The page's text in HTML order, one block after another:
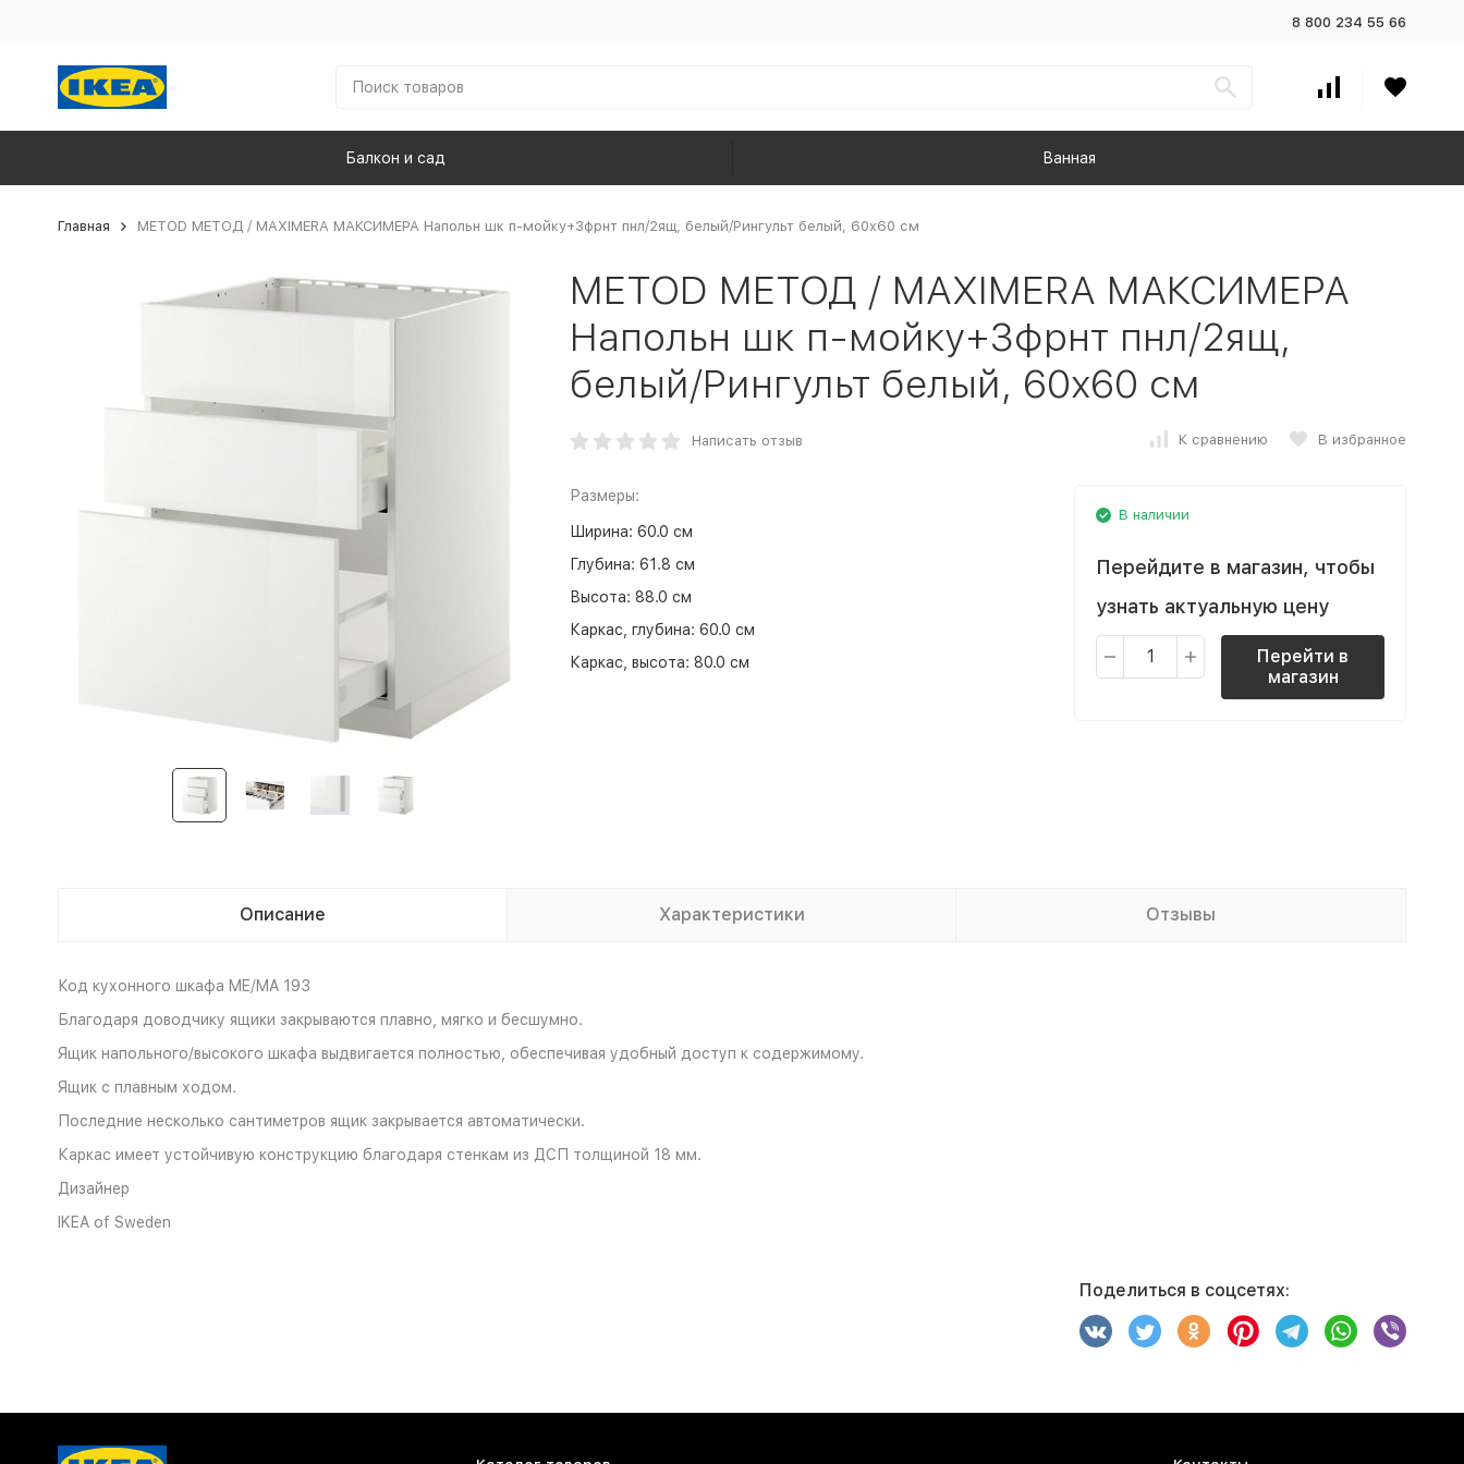
8 800 234 55 66
Балкон и сад Ванная
Главная METOD МЕТОД / MAXIMERA МАКСИМЕРА Напольн шк п-мойку+3фрнт пнл/2ящ, белый/Рингульт белый, 60x60 см
METOD МЕТОД / MAXIMERA МАКСИМЕРА
Напольн шк п-мойку+3фрнт пнл/2ящ,
белый/Рингульт белый, 60x60 см
Написать отзыв К сравнению В избранное
Размеры:
Ширина: 60.0 см
Глубина: 61.8 см
Высота: 88.0 см
Каркас, глубина: 60.0 см
Каркас, высота: 80.0 см
В наличии
Перейдите в магазин, чтобы
узнать актуальную цену
Перейти в
магазин
Описание Характеристики Отзывы
Код кухонного шкафа ME/MA 193
Благодаря доводчику ящики закрываются плавно, мягко и бесшумно.
Ящик напольного/высокого шкафа выдвигается полностью, обеспечивая удобный доступ к содержимому.
Ящик с плавным ходом.
Последние несколько сантиметров ящик закрывается автоматически.
Каркас имеет устойчивую конструкцию благодаря стенкам из ДСП толщиной 18 мм.
Дизайнер
IKEA of Sweden
Поделиться в соцсетях: